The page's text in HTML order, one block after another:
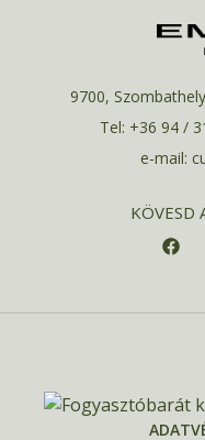
9700,
Tel: +36 94 /
e-mail:
KÖVESD